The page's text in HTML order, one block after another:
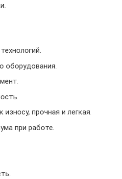
оборудования.
износу, прочная и легкая.
при работе.